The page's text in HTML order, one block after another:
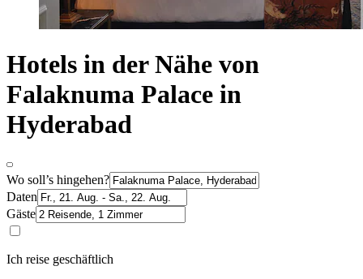
Hotels in der Nähe von
Falaknuma Palace in
Hyderabad
Wo soll’s hingehen?
Daten
Gäste
Ich reise geschäftlich